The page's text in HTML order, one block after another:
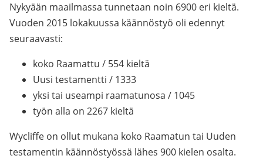
Nykyään maailmassa tunnetaan noin 6900 eri kieltä.
Vuoden 2015 lokakuussa käännöstyö oli edennyt
seuraavasti:
koko Raamattu / 554 kieltä
Uusi testamentti / 1333
yksi tai useampi raamatunosa / 1045
työn alla on 2267 kieltä
Wycliffe on ollut mukana koko Raamatun tai Uuden
testamentin käännöstyössä lähes 900 kielen osalta.